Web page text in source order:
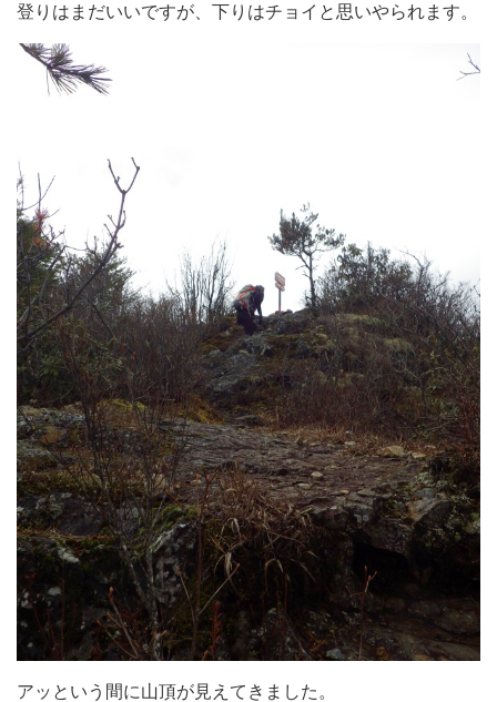
登りはまだいいですが、下りはチョイと思いやられます。
アッという間に山頂が見えてきました。